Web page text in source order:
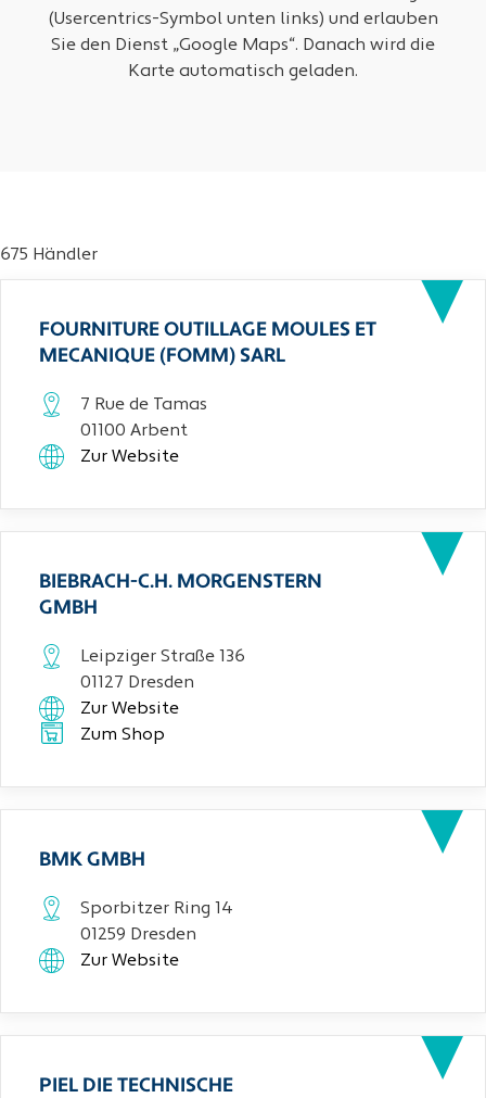
(Usercentrics-Symbol unten links) und erlauben
Sie den Dienst „Google Maps“. Danach wird die
Karte automatisch geladen.
675 Händler
FOURNITURE OUTILLAGE MOULES ET
MECANIQUE (FOMM) SARL
7 Rue de Tamas
01100 Arbent
Zur Website
BIEBRACH-C.H. MORGENSTERN
GMBH
Leipziger Straße 136
01127 Dresden
Zur Website
Zum Shop
BMK GMBH
Sporbitzer Ring 14
01259 Dresden
Zur Website
PIEL DIE TECHNISCHE